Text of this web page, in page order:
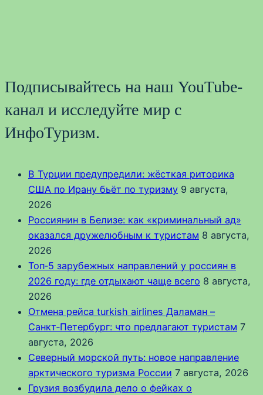
Подписывайтесь на наш YouTube-
канал и исследуйте мир с
ИнфоТуризм.
В Турции предупредили: жёсткая риторика
США по Ирану бьёт по туризму 9 августа,
2026
Россиянин в Белизе: как «криминальный ад»
оказался дружелюбным к туристам 8 августа,
2026
Топ‑5 зарубежных направлений у россиян в
2026 году: где отдыхают чаще всего 8 августа,
2026
Отмена рейса turkish airlines Даламан –
Санкт‑Петербург: что предлагают туристам 7
августа, 2026
Северный морской путь: новое направление
арктического туризма России 7 августа, 2026
Грузия возбудила дело о фейках о